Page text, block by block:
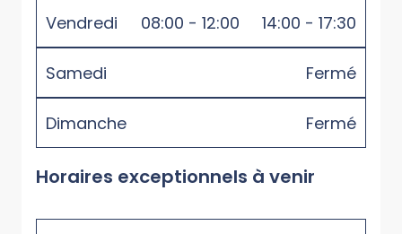
Vendredi 08:00 - 12:00 14:00 - 17:30
Samedi Fermé
Dimanche Fermé
Horaires exceptionnels à venir